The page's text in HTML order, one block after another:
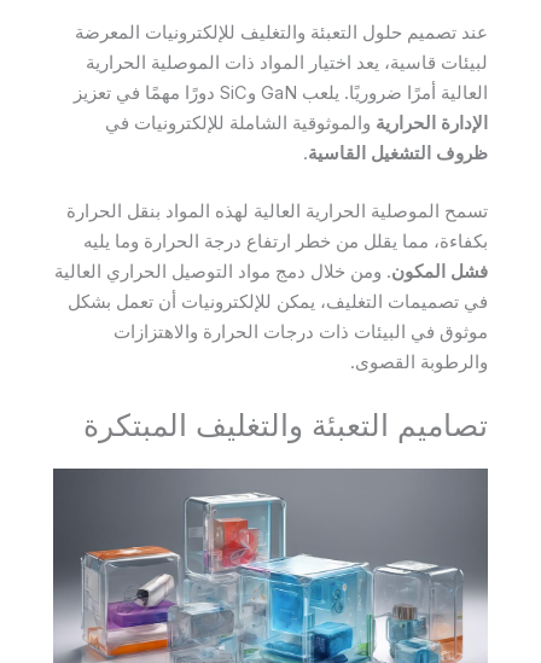
عند تصميم حلول التعبئة والتغليف للإلكترونيات المعرضة
لبيئات قاسية، يعد اختيار المواد ذات الموصلية الحرارية
العالية أمرًا ضروريًا. يلعب GaN وSiC دورًا مهمًا في تعزيز
الإدارة الحرارية والموثوقية الشاملة للإلكترونيات في
ظروف التشغيل القاسية.
تسمح الموصلية الحرارية العالية لهذه المواد بنقل الحرارة
بكفاءة، مما يقلل من خطر ارتفاع درجة الحرارة وما يليه
فشل المكون. ومن خلال دمج مواد التوصيل الحراري العالية
في تصميمات التغليف، يمكن للإلكترونيات أن تعمل بشكل
موثوق في البيئات ذات درجات الحرارة والاهتزازات
والرطوبة القصوى.
تصاميم التعبئة والتغليف المبتكرة